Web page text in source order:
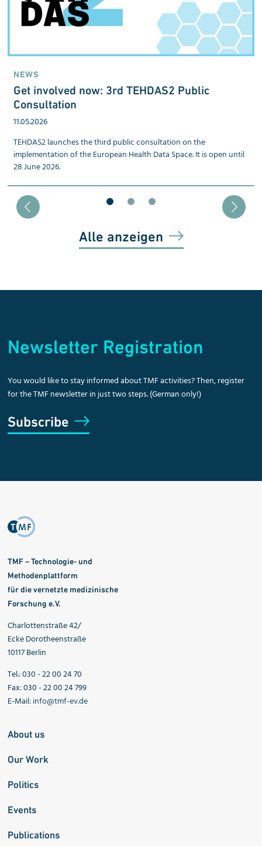
NEWS
Get involved now: 3rd TEHDAS2 Public
Consultation
11.05.2026
TEHDAS2 launches the third public consultation on the
implementation of the European Health Data Space. It is open until
28 June 2026.
Alle anzeigen
Newsletter Registration
You would like to stay informed about TMF activities? Then, register
for the TMF newsletter in just two steps. (German only!)
Subscribe
TMF – Technologie- und
Methodenplattform
für die vernetzte medizinische
Forschung e.V.
Charlottenstraße 42/
Ecke Dorotheenstraße
10117 Berlin
Tel.: 030 - 22 00 24 70
Fax: 030 - 22 00 24 799
E-Mail:info@tmf-ev.de
About us
Our Work
Politics
Events
Publications